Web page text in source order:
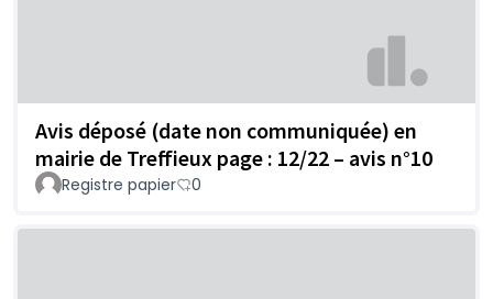
Avis déposé (date non communiquée) en
mairie de Treffieux page : 12/22 – avis n°10
Registre papier 0